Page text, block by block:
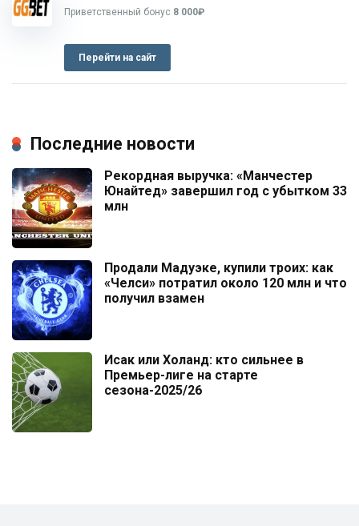
Приветственный бонус 8 000₽
Перейти на сайт
Последние новости
Рекордная выручка: «Манчестер
Юнайтед» завершил год с убытком 33
млн
Продали Мадуэке, купили троих: как
«Челси» потратил около 120 млн и что
получил взамен
Исак или Холанд: кто сильнее в
Премьер-лиге на старте
сезона-2025/26